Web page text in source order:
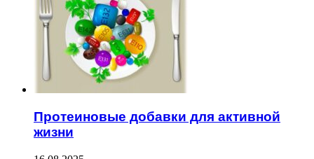
Протеиновые добавки для активной
жизни